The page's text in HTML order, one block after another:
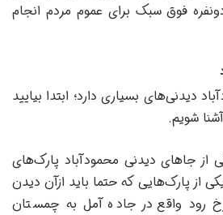
فوق سبک برای عموم مردم انجام
دیدنی‌های بسیاری دارد؛ ابتدا بیایید
شویم.
از جا‌های دیدنی محمودآباد پارک‌های
از پارک‌هایی که حتما باید ازآن دیدن
رود واقع در جاده آمل به چمستان